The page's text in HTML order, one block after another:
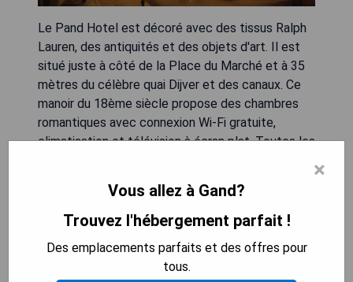
Le Pand Hotel est décoré avec des tissus Ralph
Lauren, des antiquités et des objets d'art. Il est
situé juste à côté de la Place du Marché et à 35
mètres du célèbre quai Dijver et des canaux. Ce
manoir du 18ème siècle propose des chambres
romantiques avec connexion Wi-Fi gratuite,
climatisation et télévision à écran plat. Toutes les
comprend un service de serveur et du
champagne. Les clients peuvent se détendre au
admirer les nombreux livres anciens et valises
Louis Vuitton. Le Pand Hotel offre une réception
×
Vous allez à Gand?
Trouvez l'hébergement parfait !
Des emplacements parfaits et des offres pour
tous.